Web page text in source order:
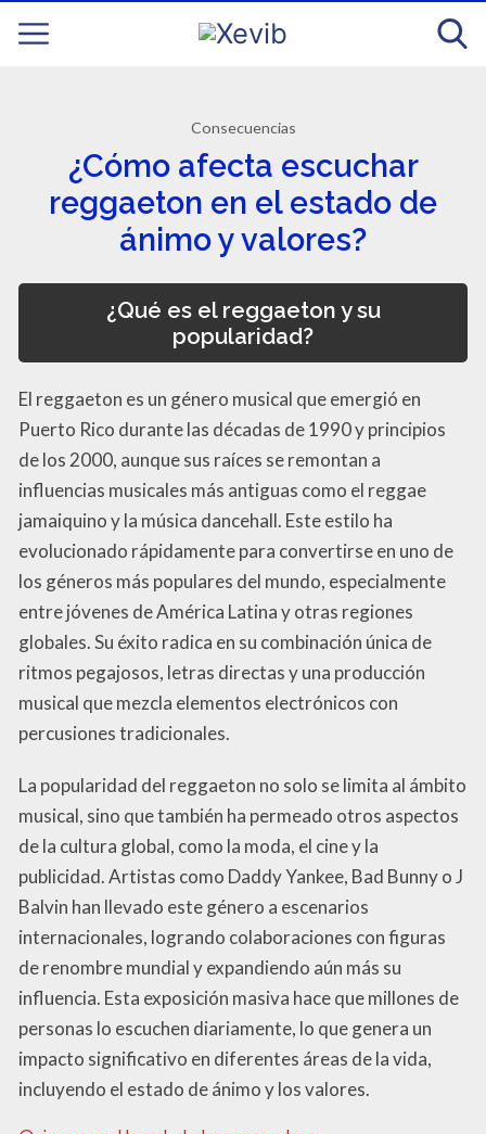
Consecuencias
¿Cómo afecta escuchar
reggaeton en el estado de
ánimo y valores?
¿Qué es el reggaeton y su
popularidad?
El reggaeton es un género musical que emergió en
Puerto Rico durante las décadas de 1990 y principios
de los 2000, aunque sus raíces se remontan a
influencias musicales más antiguas como el reggae
jamaiquino y la música dancehall. Este estilo ha
evolucionado rápidamente para convertirse en uno de
los géneros más populares del mundo, especialmente
entre jóvenes de América Latina y otras regiones
globales. Su éxito radica en su combinación única de
ritmos pegajosos, letras directas y una producción
musical que mezcla elementos electrónicos con
percusiones tradicionales.
La popularidad del reggaeton no solo se limita al ámbito
musical, sino que también ha permeado otros aspectos
de la cultura global, como la moda, el cine y la
publicidad. Artistas como Daddy Yankee, Bad Bunny o J
Balvin han llevado este género a escenarios
internacionales, logrando colaboraciones con figuras
de renombre mundial y expandiendo aún más su
influencia. Esta exposición masiva hace que millones de
personas lo escuchen diariamente, lo que genera un
impacto significativo en diferentes áreas de la vida,
incluyendo el estado de ánimo y los valores.